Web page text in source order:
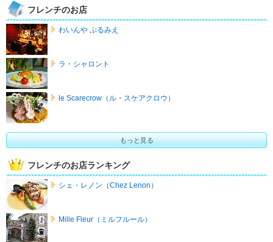
フレンチのお店
わいんや ぷるみえ
ラ・シャロント
le Scarecrow（ル・スケアクロウ）
もっと見る
フレンチのお店ランキング
シェ・レノン（Chez Lenon）
Mille Fleur（ミルフルール）